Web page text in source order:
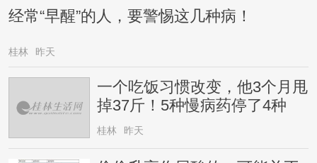
经常“早醒”的人，要警惕这几种病！
桂林 昨天
一个吃饭习惯改变，他3个月甩
掉37斤！5种慢病药停了4种
桂林 昨天